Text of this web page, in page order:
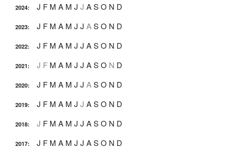
2024: J F M A M J J ASO N D
2023: J F M A M J J ASO N D
2022: J F M A M J J ASO N D
2021: J F M A M J J ASO N D
2020: J F M A M J J ASO N D
2019: J F M A M J J ASO N D
2018: J F M A M J J ASO N D
2017: J F M A M J J ASO N D